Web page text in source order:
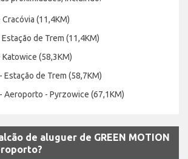
(11,4KM)
de Trem (11,4KM)
Katowice (58,3KM)
Estação de Trem (58,7KM)
Aeroporto - Pyrzowice (67,1KM)
de aluguer de GREEN MOTION